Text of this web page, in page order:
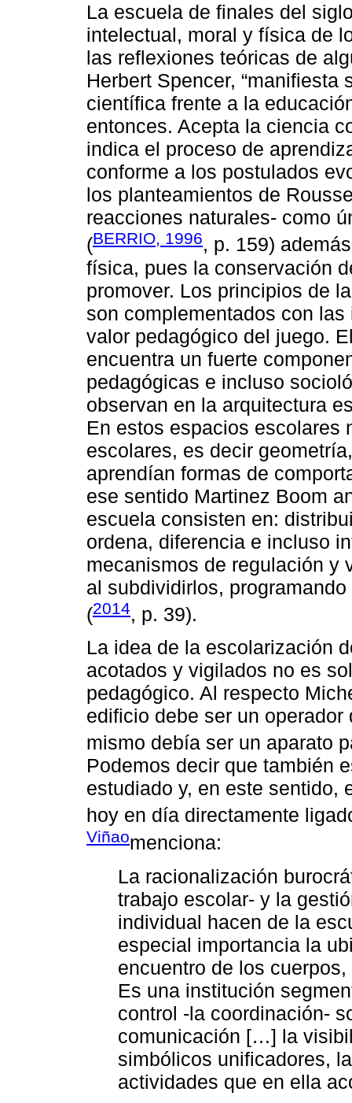
La escuela de finales del
intelectual, moral y física de
las reflexiones teóricas de
Herbert Spencer,
científica frente a la
entonces. Acepta la ciencia
indica el proceso de
conforme a los postulados
los planteamientos de
reacciones naturales- como
(BERRIO, 1996, p. 159)
física, pues la conservación
promover. Los principios de
son complementados con
valor pedagógico del juego.
encuentra un fuerte
pedagógicas e incluso
observan en la arquitectura
En estos espacios escolares
escolares, es decir
aprendían formas de
ese sentido Martinez Boom
escuela consisten en:
ordena, diferencia e incluso
mecanismos de regulación y
al subdividirlos,
(2014, p. 39).
La idea de la escolarización
acotados y vigilados no es
pedagógico. Al respecto
edificio debe ser un
mismo debía ser un aparato
Podemos decir que también
estudiado y, en este sentido,
hoy en día directamente
Viñaomenciona:
La racionalización
trabajo escolar- y la
individual hacen de la
especial importancia la
encuentro de los
Es una institución
control -la coordinación-
comunicación […] la
simbólicos unificadores,
actividades que en ella